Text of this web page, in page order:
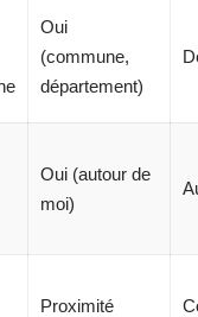
Oui
(commune,
département)
Oui (autour de
moi)
Proximité